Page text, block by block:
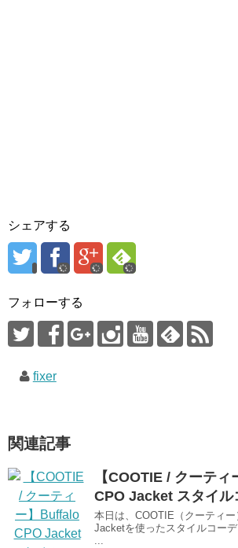
シェアする
フォローする
fixer
関連記事
【COOTIE / クーテ
CPO Jacket スタイル
本日は、COOTIE（クーティ
Jacketを使ったスタイルコーデ
...